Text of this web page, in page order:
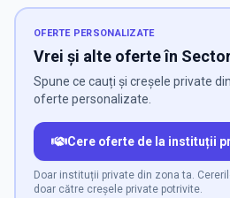
OFERTE PERSONALIZATE
Vrei și alte oferte în
Spune ce cauți și creșele private
oferte personalizate.
Cere oferte de la instituții
Doar instituții private din zona ta.
doar către creșele private potrivite.